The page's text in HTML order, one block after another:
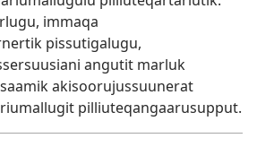
immaqa
pissutigalugu,
angutit marluk
akisoorujussuunerat
pilliuteqangaarusupput.